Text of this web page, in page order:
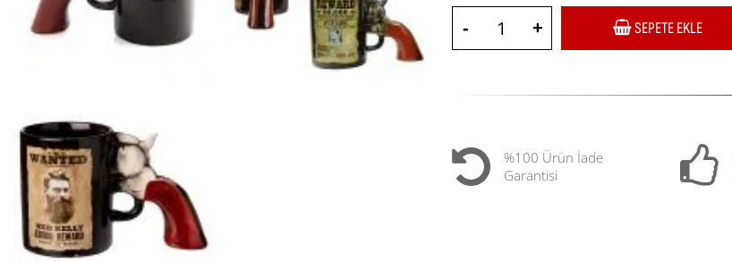
- + SEPETE EKLE
%100 Ürün İade
Garantisi